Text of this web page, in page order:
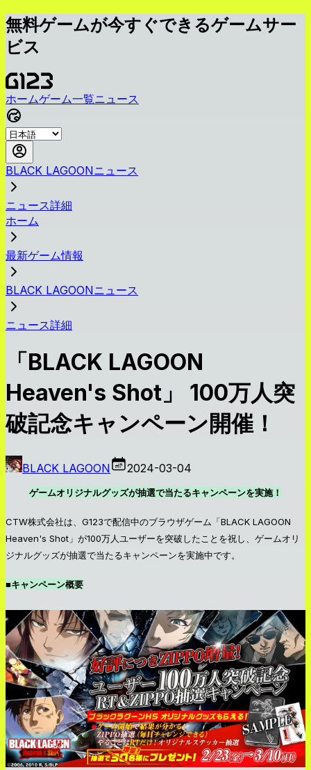
無料ゲームが今すぐできるゲームサー
ビス
ホームゲーム一覧ニュース
BLACK LAGOONニュース
ニュース詳細
ホーム
最新ゲーム情報
BLACK LAGOONニュース
ニュース詳細
「BLACK LAGOON
Heaven's Shot」 100万人突
破記念キャンペーン開催！
BLACK LAGOON 2024-03-04
ゲームオリジナルグッズが抽選で当たるキャンペーンを実施！
CTW株式会社は、G123で配信中のブラウザゲーム「BLACK LAGOON
Heaven's Shot」が100万人ユーザーを突破したことを祝し、ゲームオリ
ジナルグッズが抽選で当たるキャンペーンを実施中です。
■キャンペーン概要